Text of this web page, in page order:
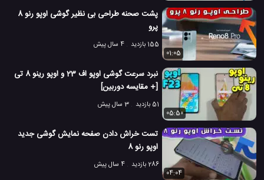
# امکانات و ویژگی های نوا 5T هواوی
# بررسی امکانات گوشی نوا 5T هواوی
# تست سرعت تلفن همراه تست سرعت گوشی همراه
# تست سرعت موبایل # گوشی اوپو رنو 4 پرو
# گوشی نوا 5T هواوی مشخصات اوپو رنو 4 پرو
# مقایسه دوربین گوشی همراه مقایسه دوربین موبایل نوا 5T
# هواوی نوا 5T
2.9 هزار بازدید
6 سال پیش بررسی تکنولوژی
پشت صحنه طراحی بی نظیر گوشی اوپو رنو 8
پرو
155 بازدید
4 سال پیش
01:05
نبرد سرعت گوشی اوپو اف 23 و اوپو رینو 8 تی
[+ مقایسه دوربین]
51 بازدید
3 سال پیش
05:50
تست خراش دادن صفحه نمایش گوشی جدید
اوپو رنو 8
286 بازدید
4 سال پیش
04:04